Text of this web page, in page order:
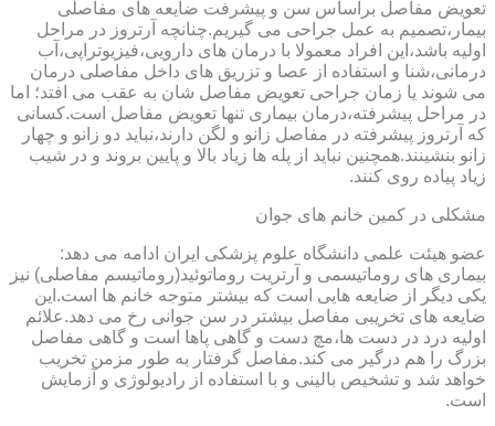
تعویض مفاصل براساس سن و پیشرفت ضایعه های مفاصلی
بیمار،تصمیم به عمل جراحی می گیریم.چنانچه آرتروز در مراحل
اولیه باشد،این افراد معمولا با درمان های دارویی،فیزیوتراپی،آب
درمانی،شنا و استفاده از عصا و تزریق های داخل مفاصلی درمان
می شوند یا زمان جراحی تعویض مفاصل شان به عقب می افتد؛ اما
در مراحل پیشرفته،درمان بیماری تنها تعویض مفاصل است.کسانی
که آرتروز پیشرفته در مفاصل زانو و لگن دارند،نباید دو زانو و چهار
زانو بنشینند.همچنین نباید از پله ها زیاد بالا و پایین بروند و در شیب
زیاد پیاده روی کنند.
مشکلی در کمین خانم های جوان
عضو هیئت علمی دانشگاه علوم پزشکی ایران ادامه می دهد:
بیماری های روماتیسمی و آرتریت روماتوئید(روماتیسم مفاصلی) نیز
یکی دیگر از ضایعه هایی است که بیشتر متوجه خانم ها است.این
ضایعه های تخریبی مفاصل بیشتر در سن جوانی رخ می دهد.علائم
اولیه درد در دست ها،مچ دست و گاهی پاها است و گاهی مفاصل
بزرگ را هم درگیر می کند.مفاصل گرفتار به طور مزمن تخریب
خواهد شد و تشخیص بالینی و با استفاده از رادیولوژی و آزمایش
است.